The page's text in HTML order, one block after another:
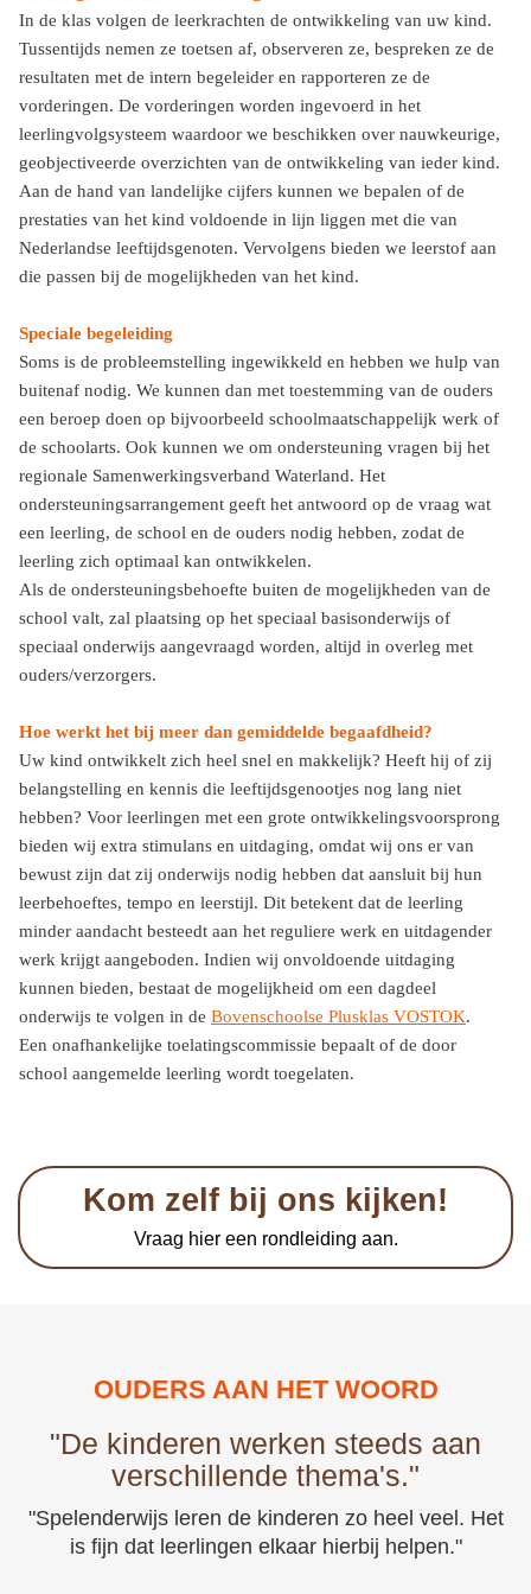
In de klas volgen de leerkrachten de ontwikkeling van uw kind.
Tussentijds nemen ze toetsen af, observeren ze, bespreken ze de
resultaten met de intern begeleider en rapporteren ze de
vorderingen. De vorderingen worden ingevoerd in het
leerlingvolgsysteem waardoor we beschikken over nauwkeurige,
geobjectiveerde overzichten van de ontwikkeling van ieder kind.
Aan de hand van landelijke cijfers kunnen we bepalen of de
prestaties van het kind voldoende in lijn liggen met die van
Nederlandse leeftijdsgenoten. Vervolgens bieden we leerstof aan
die passen bij de mogelijkheden van het kind.
Speciale begeleiding
Soms is de probleemstelling ingewikkeld en hebben we hulp van
buitenaf nodig. We kunnen dan met toestemming van de ouders
een beroep doen op bijvoorbeeld schoolmaatschappelijk werk of
de schoolarts. Ook kunnen we om ondersteuning vragen bij het
regionale Samenwerkingsverband Waterland. Het
ondersteuningsarrangement geeft het antwoord op de vraag wat
een leerling, de school en de ouders nodig hebben, zodat de
leerling zich optimaal kan ontwikkelen.
Als de ondersteuningsbehoefte buiten de mogelijkheden van de
school valt, zal plaatsing op het speciaal basisonderwijs of
speciaal onderwijs aangevraagd worden, altijd in overleg met
ouders/verzorgers.
Hoe werkt het bij meer dan gemiddelde begaafdheid?
Uw kind ontwikkelt zich heel snel en makkelijk? Heeft hij of zij
belangstelling en kennis die leeftijdsgenootjes nog lang niet
hebben? Voor leerlingen met een grote ontwikkelingsvoorsprong
bieden wij extra stimulans en uitdaging, omdat wij ons er van
bewust zijn dat zij onderwijs nodig hebben dat aansluit bij hun
leerbehoeftes, tempo en leerstijl. Dit betekent dat de leerling
minder aandacht besteedt aan het reguliere werk en uitdagender
werk krijgt aangeboden. Indien wij onvoldoende uitdaging
kunnen bieden, bestaat de mogelijkheid om een dagdeel
onderwijs te volgen in de Bovenschoolse Plusklas VOSTOK.
Een onafhankelijke toelatingscommissie bepaalt of de door
school aangemelde leerling wordt toegelaten.
Kom zelf bij ons kijken!
Vraag hier een rondleiding aan.
OUDERS AAN HET WOORD
"De kinderen werken steeds aan
verschillende thema's."
"Spelenderwijs leren de kinderen zo heel veel. Het
is fijn dat leerlingen elkaar hierbij helpen."